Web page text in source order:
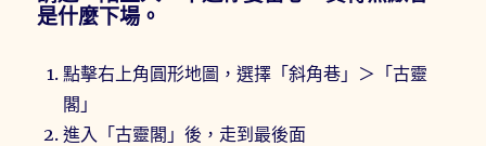
是什麼下場。
點擊右上角圓形地圖，選擇「斜角巷」＞「古靈
閣」
進入「古靈閣」後，走到最後面